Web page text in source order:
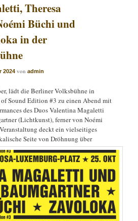
Theresa
Büchi und
in der
2024 vonadmin
lädt die Berliner Volksbühne in
Sound Edition #3 zu einen Abend mit
des Duos Valentina Magaletti
(Lichtkunst), ferner von Noémi
deckt ein vielseitiges
Seite von Dröhnung über